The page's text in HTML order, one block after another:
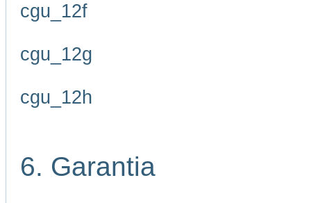
cgu_12f
cgu_12g
cgu_12h
6. Garantia